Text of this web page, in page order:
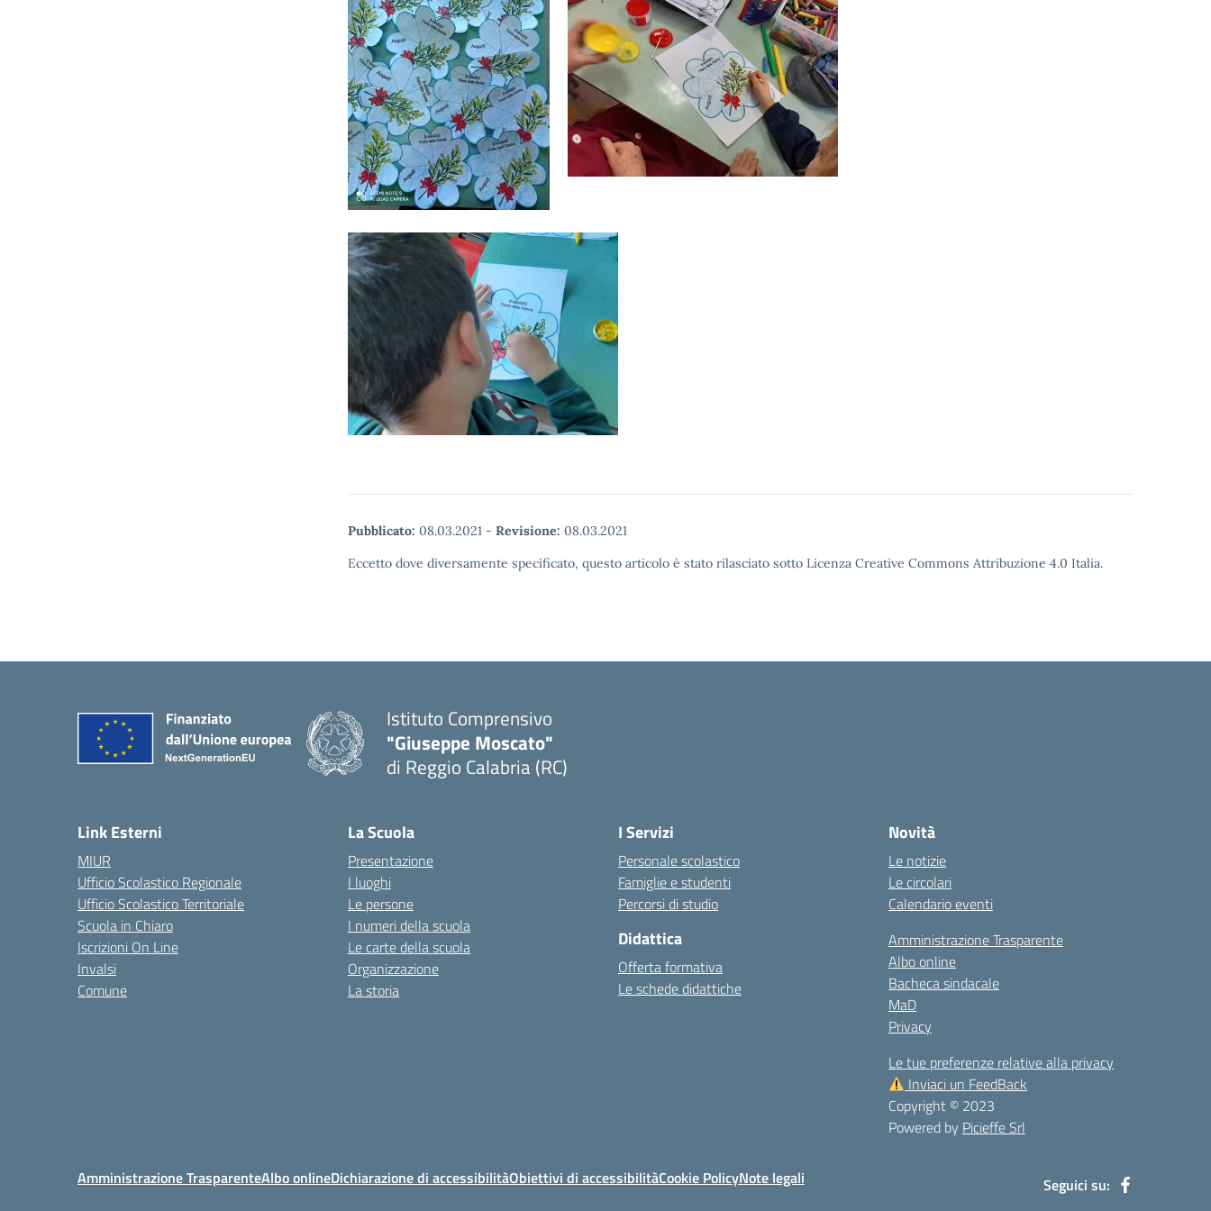
Pubblicato: 08.03.2021 - Revisione: 08.03.2021
Eccetto dove diversamente specificato, questo articolo è stato rilasciato sotto Licenza Creative Commons Attribuzione 4.0 Italia.
Istituto Comprensivo
"Giuseppe Moscato"
di Reggio Calabria (RC)
Link Esterni
MIUR
Ufficio Scolastico Regionale
Ufficio Scolastico Territoriale
Scuola in Chiaro
Iscrizioni On Line
Invalsi
Comune
La Scuola
Presentazione
I luoghi
Le persone
I numeri della scuola
Le carte della scuola
Organizzazione
La storia
I Servizi
Personale scolastico
Famiglie e studenti
Percorsi di studio
Didattica
Offerta formativa
Le schede didattiche
Novità
Le notizie
Le circolari
Calendario eventi
Amministrazione Trasparente
Albo online
Bacheca sindacale
MaD
Privacy
Le tue preferenze relative alla privacy
Inviaci un FeedBack
Copyright © 2023
Powered by Picieffe Srl
Amministrazione TrasparenteAlbo onlineDichiarazione di accessibilitàObiettivi di accessibilitàCookie PolicyNote legali Seguici su: